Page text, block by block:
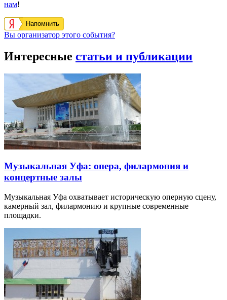
нам!
Напомнить
Вы организатор этого события?
Интересные статьи и публикации
Музыкальная Уфа: опера, филармония и
концертные залы
Музыкальная Уфа охватывает историческую оперную сцену,
камерный зал, филармонию и крупные современные
площадки.